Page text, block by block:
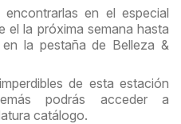
en el especial
el la próxima semana hasta
la pestaña de Belleza &
de esta estación
podrás acceder a
catálogo.